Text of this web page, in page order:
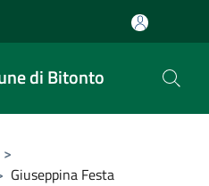
di Bitonto
>
Giuseppina Festa